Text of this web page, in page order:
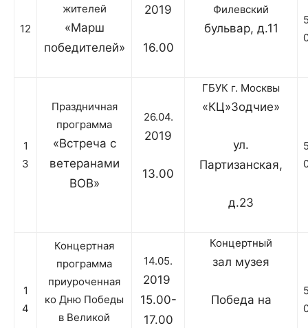
12
жителей
«Марш
победителей»
2019
16.00
Филевский
бульвар, д.11
1
3
Праздничная
программа
«Встреча с
ветеранами
ВОВ»
26.04.
2019
13.00
ГБУК г. Москвы
«КЦ»Зодчие»
ул.
Партизанская,
д.23
1
4
Концертная
программа
приуроченная
ко Дню Победы
в Великой
14.05.
2019
15.00-
17.00
Концертный
зал музея
Победа на